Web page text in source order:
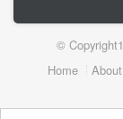
©
FooterHome